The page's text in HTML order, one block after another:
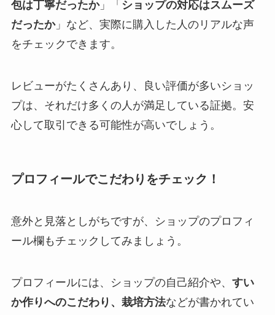
包は丁寧だったか」「 ショップの対応はスムーズ
だったか」など、実際に購入した人のリアルな声
をチェックできます。
レビューがたくさんあり、良い評価が多いショッ
プは、それだけ多くの人が満足している証拠。安
心して取引できる可能性が高いでしょう。
プロフィールでこだわりをチェック！
意外と見落としがちですが、ショップのプロフィ
ール欄もチェックしてみましょう。
プロフィールには、ショップの自己紹介や、 すい
か作りへのこだわり、栽培方法などが書かれてい